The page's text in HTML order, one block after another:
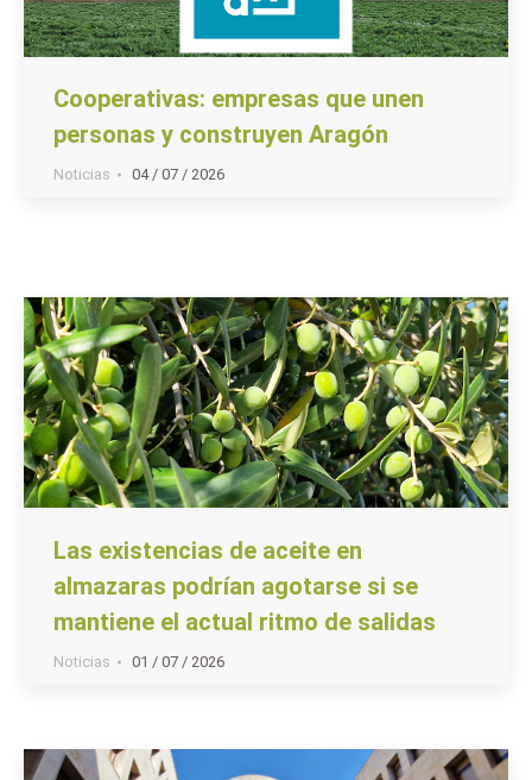
Cooperativas: empresas que unen
personas y construyen Aragón
Noticias 04 / 07 / 2026
Las existencias de aceite en
almazaras podrían agotarse si se
mantiene el actual ritmo de salidas
Noticias 01 / 07 / 2026